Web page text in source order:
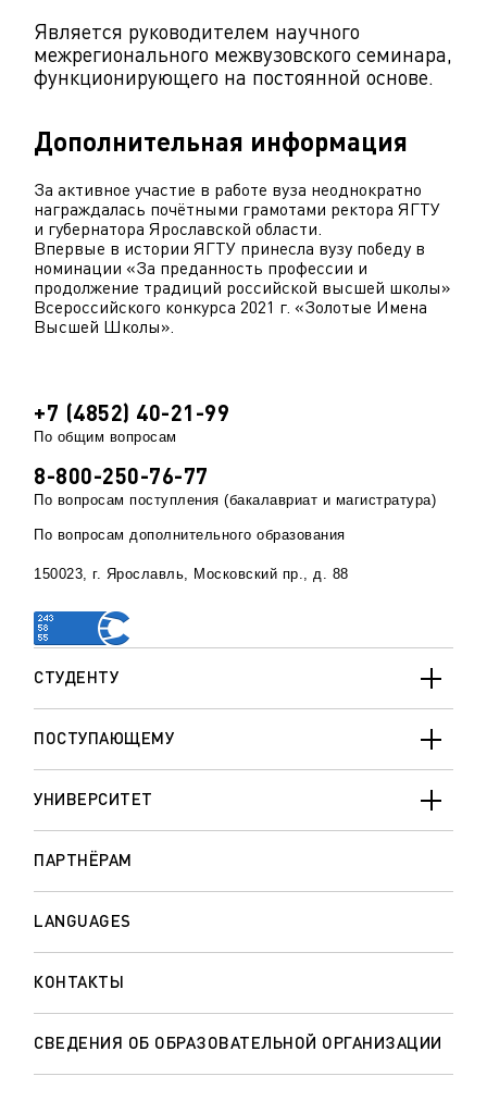
Является руководителем научного
межрегионального межвузовского семинара,
функционирующего на постоянной основе.
Дополнительная информация
За активное участие в работе вуза неоднократно
награждалась почётными грамотами ректора ЯГТУ
и губернатора Ярославской области.
Впервые в истории ЯГТУ принесла вузу победу в
номинации «За преданность профессии и
продолжение традиций российской высшей школы»
Всероссийского конкурса 2021 г. «Золотые Имена
Высшей Школы».
СТУДЕНТУ
ПОСТУПАЮЩЕМУ
УНИВЕРСИТЕТ
ПАРТНЁРАМ
LANGUAGES
КОНТАКТЫ
СВЕДЕНИЯ ОБ ОБРАЗОВАТЕЛЬНОЙ ОРГАНИЗАЦИИ
+7 (4852) 40-21-99
По общим вопросам
8-800-250-76-77
По вопросам поступления (бакалавриат и магистратура)
По вопросам дополнительного образования
150023, г. Ярославль, Московский пр., д. 88